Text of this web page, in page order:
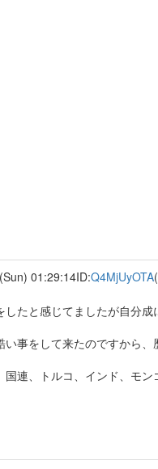
01:29:14ID:Q4MjUyOTA
たと感じてましたが自分
事をして来たのですから
連、トルコ、インド、モ